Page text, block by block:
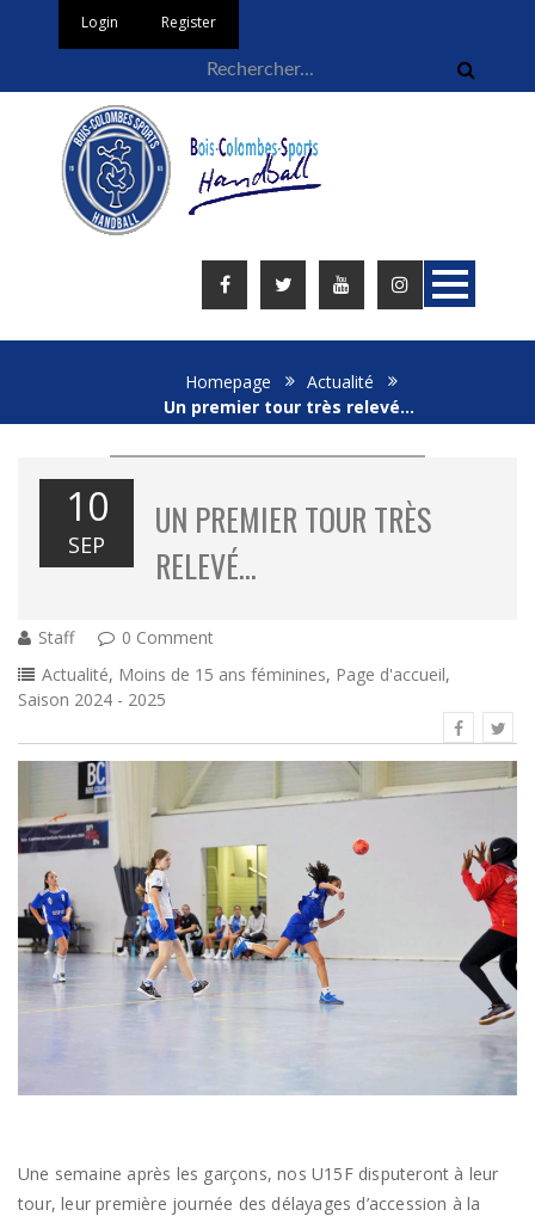
Login Register
Homepage
Actualité
Un premier tour très relevé…
10
SEP
UN PREMIER TOUR TRÈS
RELEVÉ…
Staff
0 Comment
Actualité, Moins de 15 ans féminines, Page d'accueil,
Saison 2024 - 2025
Une semaine après les garçons, nos U15F disputeront à leur
tour, leur première journée des délayages d’accession à la